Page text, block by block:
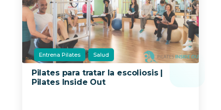
Entrena Pilates Salud
Pilates para tratar la escoliosis |
Pilates Inside Out